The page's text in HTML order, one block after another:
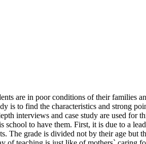
are in poor conditions of their families
is to find the characteristics and strong
interviews and case study are used for
to have them. First, it is due to a
grade is divided not by their age but